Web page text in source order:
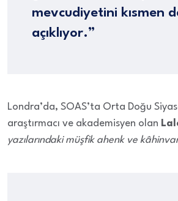
mevcudiyetini kısmen
açıklıyor.”
Londra’da, SOAS’ta Orta Doğu
araştırmacı ve akademisyen olan
yazılarındaki müşfik ahenk ve